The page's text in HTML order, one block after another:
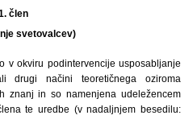
člen
svetovalcev)
v okviru podintervencije usposabljanje
drugi načini teoretičnega oziroma
znanj in so namenjena udeležencem
te uredbe (v nadaljnjem besedilu: